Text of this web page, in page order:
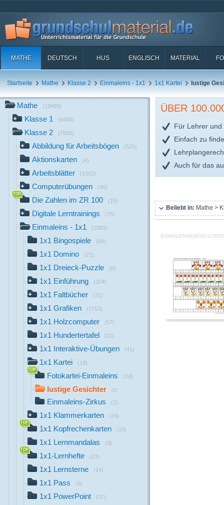
MATHE DEUTSCH HUS ENGLISCH MATERIAL
Startseite Mathe Klasse 2 Einmaleins - 1x1 1x1 Kartei lustige
Mathe (19489)
Klasse 1 (6406)
Klasse 2 (7895)
Abbildung für Arbeitsbögen (525)
Aktionskarten (4)
Arbeitsblätter (1352)
Computerübungen (90)
Die Zahlen im ZR 100 (15)
Digitale Lerntrainings (75)
Einmaleins - 1x1 (2881)
1x1 Bingospiele (84)
1x1 Domino (21)
1x1 Dreieck-Puzzle (8)
1x1 Einführung (204)
1x1 Faltbücher (31)
1x1 Grafiken (1752)
1x1 Holzcomputer (57)
1x1 Hundertertafel (11)
1x1 Interaktive-Übungen (41)
1x1 Kartei (19)
Fotokartei-Einmaleins (14)
lustige Gesichter (3)
Einmaleins-Zirkus (2)
1x1 Klammerkarten (24)
1x1 Kopfrechenkarten (19)
1x1 Lernmandalas (3)
1x1-Lernhefte (23)
1x1 Lernsterne (14)
1x1 Pass (6)
1x1 PowerPoint (37)
ÜBER
Für Lehrer und
Einfach zu
Auch für das
Beliebt in: Mathe >
EINMALEINSKARTEI-